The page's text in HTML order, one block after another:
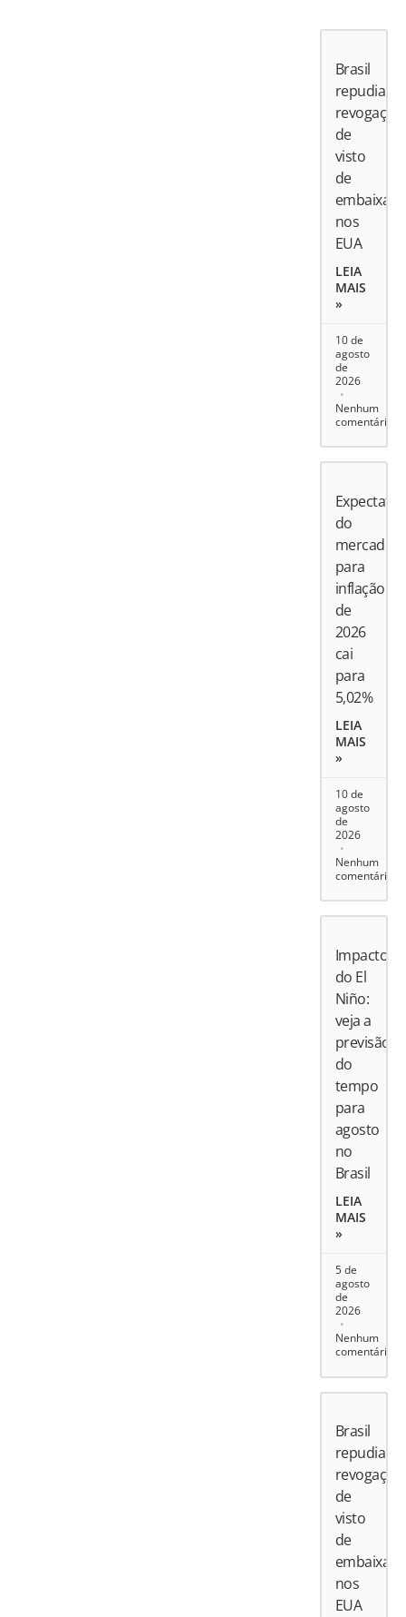
Brasil
repudia
revogação
de
visto
de
nos
EUA
LEIA
MAIS
»
10 de
agosto
de
2026
Nenhum
comentário
do
mercado
para
inflação
de
2026
cai
para
5,02%
LEIA
MAIS
»
10 de
agosto
de
2026
Nenhum
comentário
Impactos
do El
Niño:
veja a
previsão
do
tempo
para
agosto
no
Brasil
LEIA
MAIS
»
5 de
agosto
de
2026
Nenhum
comentário
Brasil
repudia
revogação
de
visto
de
nos
EUA